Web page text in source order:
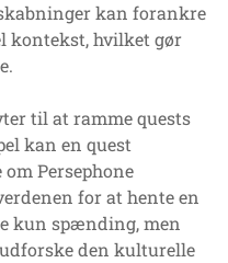
kan forankre
kontekst, hvilket gør
til at ramme quests
kan en quest
Persephone
for at hente en
kun spænding, men
den kulturelle